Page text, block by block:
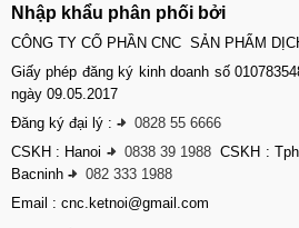
Nhập khẩu phân phối bởi
CÔNG TY CỔ PHẦN CNC SẢN PHẨM
Giấy phép đăng ký kinh doanh số
ngày 09.05.2017
Đăng ký đại lý : -
0828 55 6666
CSKH : Hanoi - 0838 39 1988 CSKH :
Bacninh -
082 333 1988
Email : cnc.ketnoi@gmail.com